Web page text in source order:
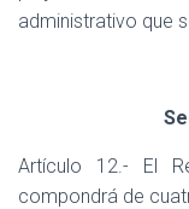
administrativo que
Artículo 12.- El
compondrá de